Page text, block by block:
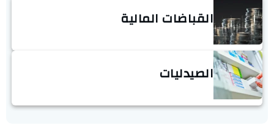
القباضات المالية
الصيدليات